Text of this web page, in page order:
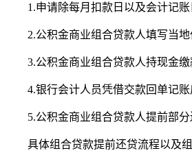
1.申请除每月扣款日以及会计记
2.公积金商业组合贷款人填写当
3.公积金商业组合贷款人持现金
4.银行会计人员凭借交款回单记账
5.公积金商业组合贷款人提前部
具体组合贷款提前还贷流程以及